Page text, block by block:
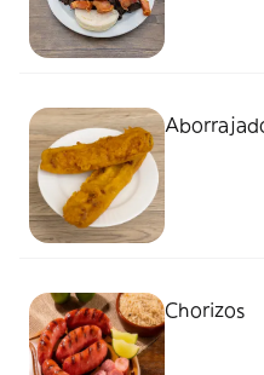
Chorizos